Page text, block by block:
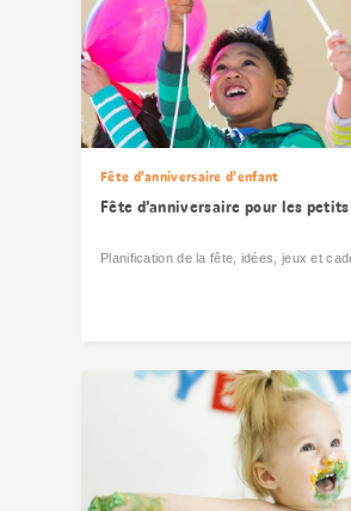
Fête d’anniversaire d’enfant
Fête d’anniversaire pour les petits
Planification de la fête, idées, jeux et